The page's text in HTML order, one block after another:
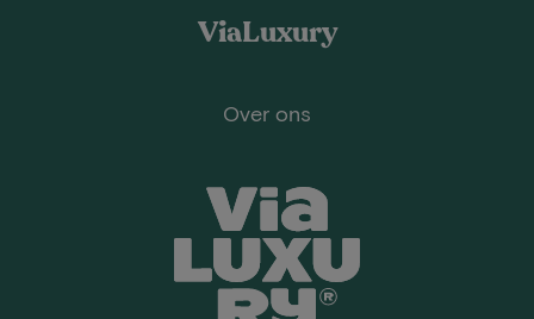
ViaLuxury
Over ons